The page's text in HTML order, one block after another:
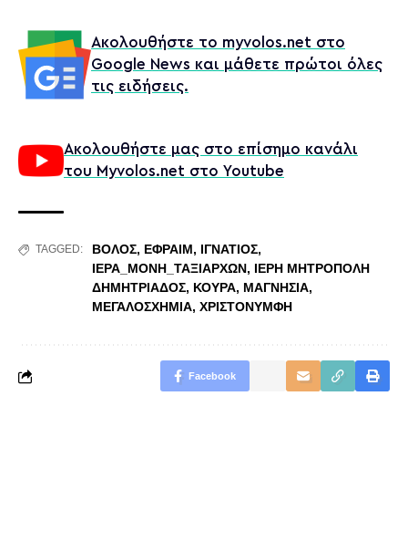
Ακολουθήστε το myvolos.net στο
Google News και μάθετε πρώτοι όλες
τις ειδήσεις.
Ακολουθήστε μας στο επίσημο κανάλι
του Myvolos.net στο Youtube
TAGGED: ΒΟΛΟΣ, ΕΦΡΑΙΜ, ΙΓΝΑΤΙΟΣ,
ΙΕΡΑ_ΜΟΝΗ_ΤΑΞΙΑΡΧΩΝ, ΙΕΡΗ ΜΗΤΡΟΠΟΛΗ
ΔΗΜΗΤΡΙΑΔΟΣ, ΚΟΥΡΑ, ΜΑΓΝΗΣΙΑ,
ΜΕΓΑΛΟΣΧΗΜΙΑ, ΧΡΙΣΤΟΝΥΜΦΗ
Facebook